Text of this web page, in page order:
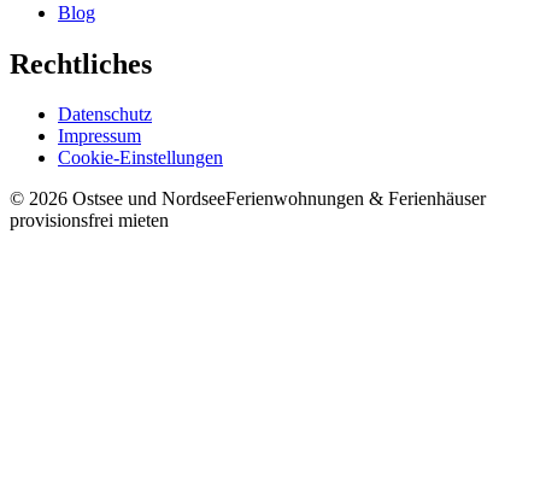
Blog
Rechtliches
Datenschutz
Impressum
Cookie-Einstellungen
© 2026 Ostsee und NordseeFerienwohnungen & Ferienhäuser
provisionsfrei mieten